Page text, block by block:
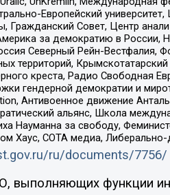
Европейский
Гражданский Совет, Центр
за демократию в России,
Северный Рейн-Вестфалия,
территорий,
креста, Радио Свободная
гендерной демократии и
Антивоенное движение
альянс, Школа
Науманна за свободу,
Хаус, СОТА медиа, Либерально-
ru/documents/7756/
выполняющих функции